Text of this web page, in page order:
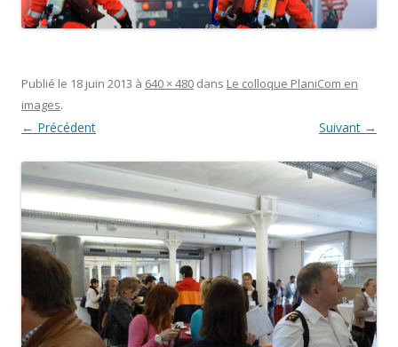
Publié le 18 juin 2013 à 640 × 480 dans Le colloque PlaniCom en
images.
← Précédent Suivant →